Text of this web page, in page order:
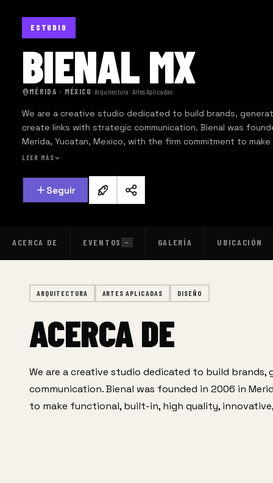
ESTUDIO
BIENAL MX
MÉRIDA · MÉXICO ·Arquitectura · Artes Aplicadas
We are a creative studio dedicated to build brands,
create links with strategic communication. Bienal was
Merida, Yucatan, Mexico, with the firm commitment to make
built-in, high quality, innovative, passionate and
LEER MÁS
Seguir
ACERCA DE EVENTOS — GALERÍA UBICACIÓN
ARQUITECTURA ARTES APLICADAS DISEÑO
ACERCA DE
We are a creative studio dedicated to build
communication. Bienal was founded in 2006 in
to make functional, built-in, high quality,